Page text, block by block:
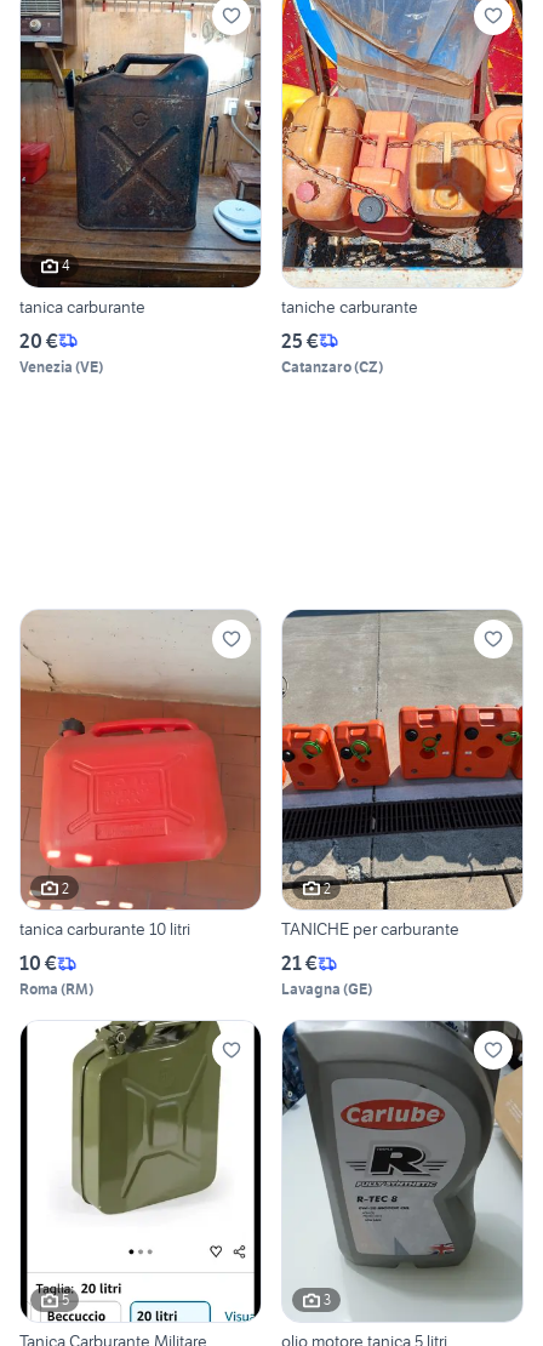
4
tanica carburante
20 €
Venezia (VE)
taniche carburante
25 €
Catanzaro(CZ)
2
tanica carburante 10 litri
10 €
Roma (RM)
2
TANICHE per carburante
21 €
Lavagna (GE)
5
Tanica Carburante Militare
3
olio motore tanica 5 litri